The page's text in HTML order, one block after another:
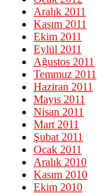
Aralık 2011
Kasım 2011
Ekim 2011
Eylül 2011
Ağustos 2011
Temmuz 2011
Haziran 2011
Mayıs 2011
Nisan 2011
Mart 2011
Şubat 2011
Ocak 2011
Aralık 2010
Kasım 2010
Ekim 2010